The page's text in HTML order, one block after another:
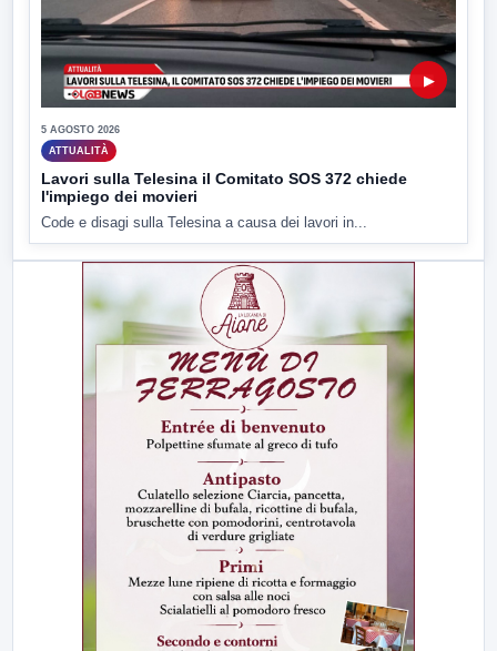
▶
5 AGOSTO 2026
ATTUALITÀ
Lavori sulla Telesina il Comitato SOS 372 chiede
l'impiego dei movieri
Code e disagi sulla Telesina a causa dei lavori in...